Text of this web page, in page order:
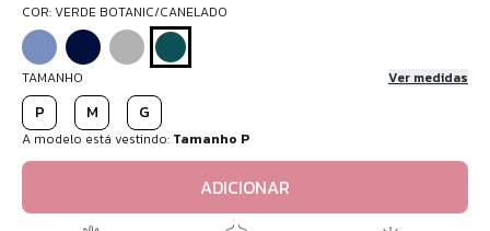
COR: VERDE BOTANIC/CANELADO
TAMANHO Ver medidas
P M G
A modelo está vestindo: Tamanho P
ADICIONAR